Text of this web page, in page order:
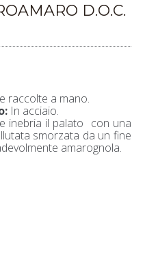
D.O.C.
raccolte a mano.
In acciaio.
inebria il palato con una
smorzata da un fine
amarognola.